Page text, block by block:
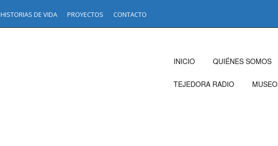
HISTORIAS DE VIDA PROYECTOS CONTACTO
INICIO QUIÉNES SOMOS
TEJEDORA RADIO MUSEO